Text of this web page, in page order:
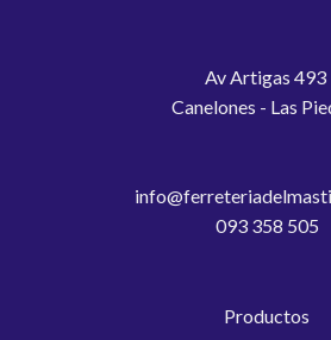
Av Artigas 493
Canelones - Las
093 358 505
Productos